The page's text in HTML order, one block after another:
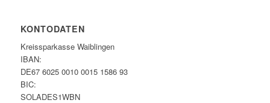
KONTODATEN
Kreissparkasse Waiblingen
IBAN:
DE67 6025 0010 0015 1586 93
BIC:
SOLADES1WBN